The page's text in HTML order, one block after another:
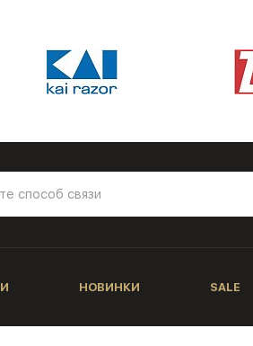
НОВИНКИ SALE